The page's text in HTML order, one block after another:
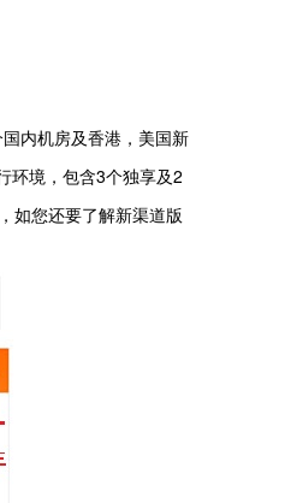
内机房及香港，美国新
环境，包含3个独享及2
如您还要了解新渠道版